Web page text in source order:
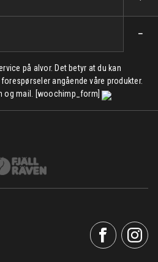
på alvor. Det betyr at du kan
angående våre produkter.
og mail. [woochimp_form]